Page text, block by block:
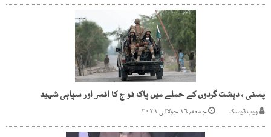
پسنی ، دہشت گردوں کے حملے میں پاک فو ج کا افسر اور سپاہی شہید
ویب ڈیسک جمعه, ۱۶ جولائی ۲۰۲۱